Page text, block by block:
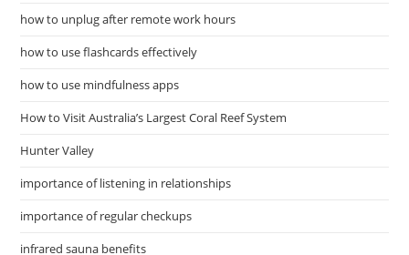
how to unplug after remote work hours
how to use flashcards effectively
how to use mindfulness apps
How to Visit Australia’s Largest Coral Reef System
Hunter Valley
importance of listening in relationships
importance of regular checkups
infrared sauna benefits